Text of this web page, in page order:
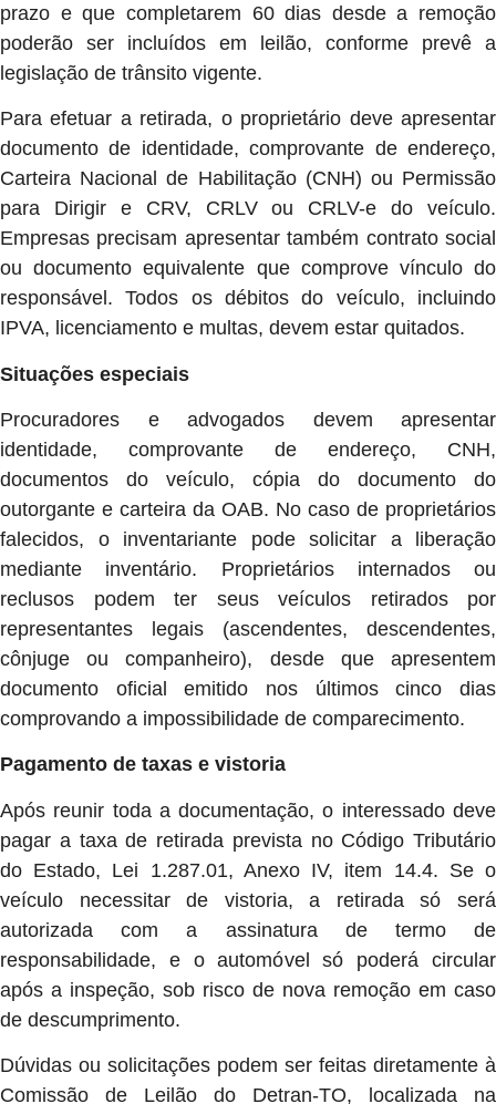
prazo e que completarem 60 dias desde a remoção
poderão ser incluídos em leilão, conforme prevê a
legislação de trânsito vigente.
Para efetuar a retirada, o proprietário deve apresentar
documento de identidade, comprovante de endereço,
Carteira Nacional de Habilitação (CNH) ou Permissão
para Dirigir e CRV, CRLV ou CRLV-e do veículo.
Empresas precisam apresentar também contrato social
ou documento equivalente que comprove vínculo do
responsável. Todos os débitos do veículo, incluindo
IPVA, licenciamento e multas, devem estar quitados.
Situações especiais
Procuradores e advogados devem apresentar
identidade, comprovante de endereço, CNH,
documentos do veículo, cópia do documento do
outorgante e carteira da OAB. No caso de proprietários
falecidos, o inventariante pode solicitar a liberação
mediante inventário. Proprietários internados ou
reclusos podem ter seus veículos retirados por
representantes legais (ascendentes, descendentes,
cônjuge ou companheiro), desde que apresentem
documento oficial emitido nos últimos cinco dias
comprovando a impossibilidade de comparecimento.
Pagamento de taxas e vistoria
Após reunir toda a documentação, o interessado deve
pagar a taxa de retirada prevista no Código Tributário
do Estado, Lei 1.287.01, Anexo IV, item 14.4. Se o
veículo necessitar de vistoria, a retirada só será
autorizada com a assinatura de termo de
responsabilidade, e o automóvel só poderá circular
após a inspeção, sob risco de nova remoção em caso
de descumprimento.
Dúvidas ou solicitações podem ser feitas diretamente à
Comissão de Leilão do Detran-TO, localizada na